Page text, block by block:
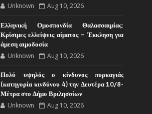
Unknown Aug 10, 2026
Ελληνική Ομοσπονδία Θαλασσαιμίας:
Κρίσιμες ελλείψεις αίματος – Έκκληση για
άμεση αιμοδοσία
Unknown Aug 10, 2026
Πολύ υψηλός ο κίνδυνος πυρκαγιάς
(κατηγορία κινδύνου 4) την Δευτέρα 10/8-
Μέτρα στο Δήμο Βριλησσίων
Unknown Aug 10, 2026